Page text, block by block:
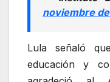
noviembre
Lula señaló
educación y